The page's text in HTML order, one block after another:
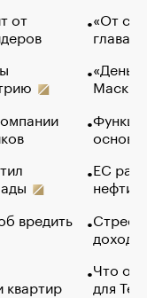
от
вредить
квартир
«От
глава
Маск в
основ
ЕС
нефти
Что
для